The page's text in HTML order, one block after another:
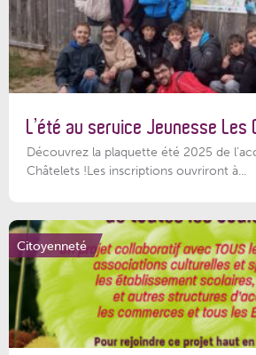
L’été au service Jeunesse Les
Découvrez la plaquette été 2025 de
Châtelets !Les inscriptions ouvriront à...
Citoyenneté